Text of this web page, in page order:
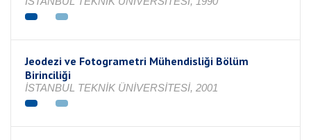
Jeodezi ve Fotogrametri Mühendisliği Bölüm
Birinciliği
İSTANBUL TEKNİK ÜNİVERSİTESİ, 2001